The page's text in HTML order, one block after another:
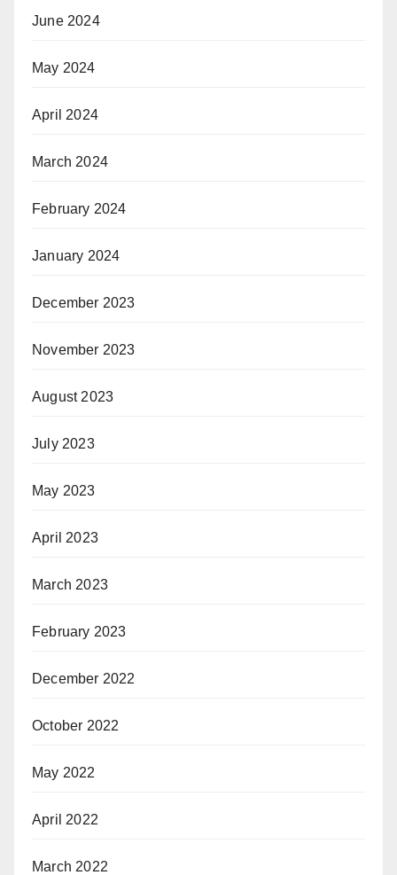
June 2024
May 2024
April 2024
March 2024
February 2024
January 2024
December 2023
November 2023
August 2023
July 2023
May 2023
April 2023
March 2023
February 2023
December 2022
October 2022
May 2022
April 2022
March 2022